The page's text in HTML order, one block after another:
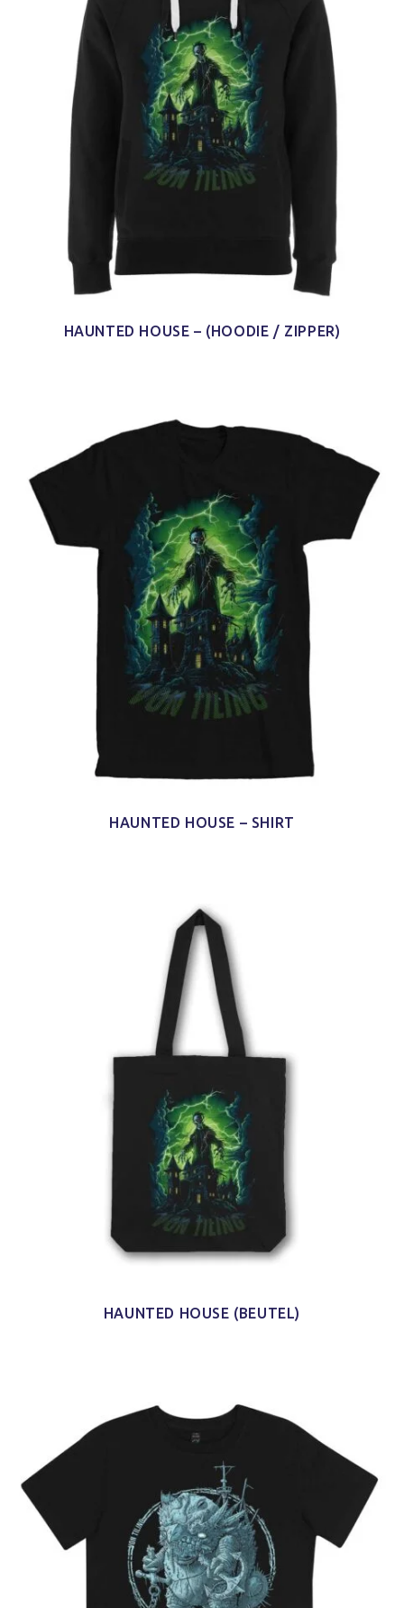
HAUNTED HOUSE – (HOODIE / ZIPPER)
HAUNTED HOUSE – SHIRT
HAUNTED HOUSE (BEUTEL)